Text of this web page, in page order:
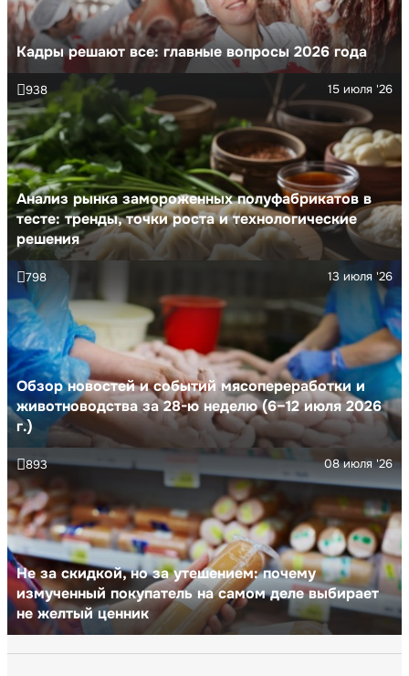
Кадры решают все: главные вопросы 2026 года
Анализ рынка замороженных полуфабрикатов в
тесте: тренды, точки роста и технологические
решения
15 июля '26
938
Обзор новостей и событий мясопереработки и
животноводства за 28-ю неделю (6–12 июля 2026
г.)
13 июля '26
798
Не за скидкой, но за утешением: почему
измученный покупатель на самом деле выбирает
не желтый ценник
08 июля '26
893